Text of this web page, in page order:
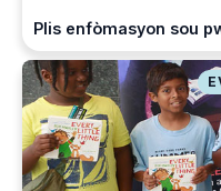
Plis enfòmasyon sou